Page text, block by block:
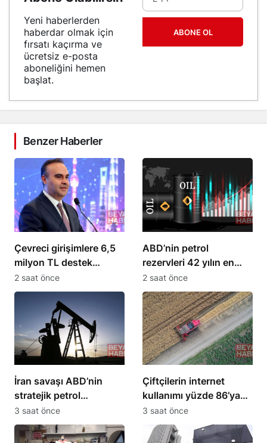
Yeni haberlerden
haberdar olmak için
fırsatı kaçırma ve
ücretsiz e-posta
aboneliğini hemen
başlat.
ABONE OL
Benzer Haberler
Çevreci girişimlere 6,5
milyon TL destek
sağlanacak
2 saat önce
ABD’nin petrol
rezervleri 42 yılın en
düşük seviyesine indi
2 saat önce
İran savaşı ABD’nin
stratejik petrol
rezervlerini 43 yılın en
düşük seviyesine çekti
3 saat önce
Çiftçilerin internet
kullanımı yüzde 86’ya
ulaştı, 10 yılda iki katına
çıktı
3 saat önce